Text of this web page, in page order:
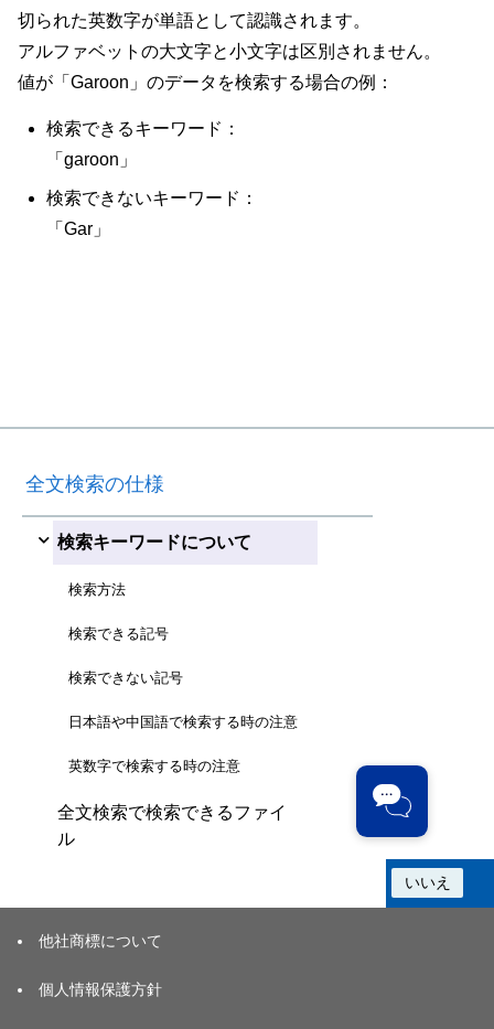
切られた英数字が単語として認識されます。
アルファベットの大文字と小文字は区別されません。
値が「Garoon」のデータを検索する場合の例：
検索できるキーワード：
「garoon」
検索できないキーワード：
「Gar」
全文検索の仕様
検索キーワードについて
検索方法
検索できる記号
検索できない記号
日本語や中国語で検索する時の注意
英数字で検索する時の注意
全文検索で検索できるファイ
ル
いいえ
他社商標について
個人情報保護方針